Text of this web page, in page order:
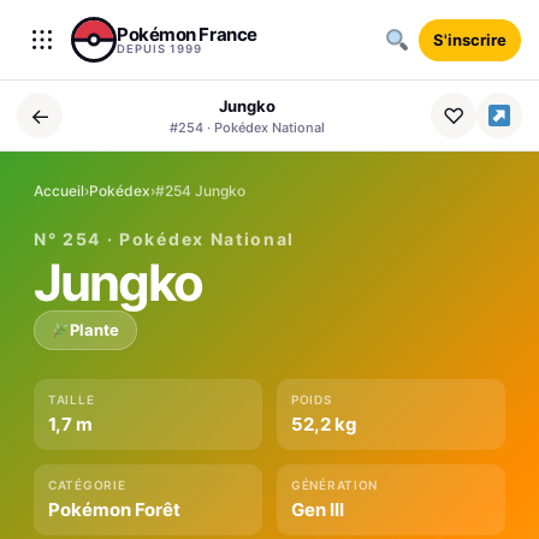
Aller au contenu
Pokémon France
DEPUIS 1999 S'inscrire
← Jungko
#254 · Pokédex National ♡
Accueil›Pokédex›#254 Jungko
N° 254 · Pokédex National
Jungko
Plante
TAILLE
1,7 m
POIDS
52,2 kg
CATÉGORIE
Pokémon Forêt
GÉNÉRATION
Gen III